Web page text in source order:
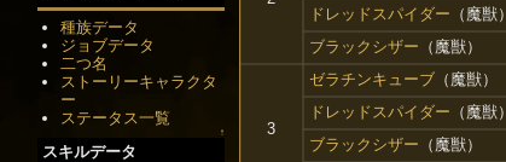
ドレッドスパイダー （魔獣）
ブラックシザー （魔獣）
3
ゼラチンキューブ（魔獣）
ドレッドスパイダー （魔獣）
ブラックシザー （魔獣）
種族データ
ジョブデータ
二つ名
ストーリーキャラクタ
ー
ステータス一覧
↑
スキルデータ